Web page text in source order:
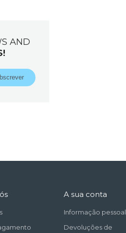
AND
A sua conta
Informação pessoal
Devoluções de